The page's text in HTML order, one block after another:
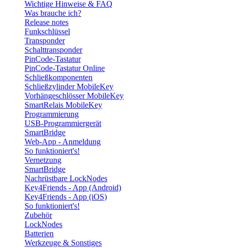
Wichtige Hinweise & FAQ
Was brauche ich?
Release notes
Funkschlüssel
Transponder
Schalttransponder
PinCode-Tastatur
PinCode-Tastatur Online
Schließkomponenten
Schließzylinder MobileKey
Vorhängeschlösser MobileKey
SmartRelais MobileKey
Programmierung
USB-Programmiergerät
SmartBridge
Web-App - Anmeldung
So funktioniert's!
Vernetzung
SmartBridge
Nachrüstbare LockNodes
Key4Friends - App (Android)
Key4Friends - App (iOS)
So funktioniert's!
Zubehör
LockNodes
Batterien
Werkzeuge & Sonstiges